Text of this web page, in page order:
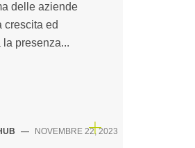
delle aziende
crescita ed
presenza...
— NOVEMBRE 22, 2023